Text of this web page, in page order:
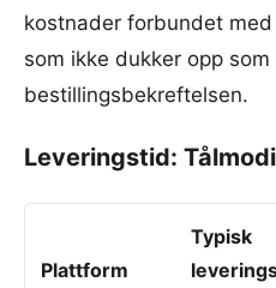
kostnader forbundet
som ikke dukker opp som
bestillingsbekreftelsen.
Leveringstid:
Plattform
Typisk